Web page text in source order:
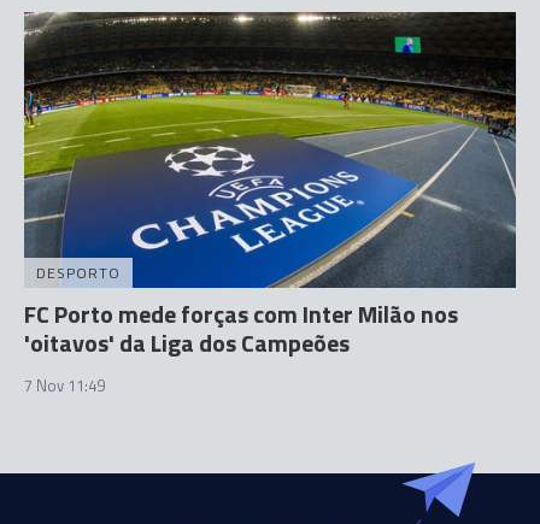
DESPORTO
FC Porto mede forças com Inter Milão nos
'oitavos' da Liga dos Campeões
7 Nov 11:49